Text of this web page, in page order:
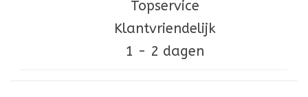
Topservice
Klantvriendelijk
1 - 2 dagen